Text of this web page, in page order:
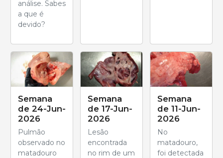
análise. Sabes
a que é
devido?
Semana
de 24-Jun-
2026
Pulmão
observado no
matadouro
Semana
de 17-Jun-
2026
Lesão
encontrada
no rim de um
Semana
de 11-Jun-
2026
No
matadouro,
foi detectada